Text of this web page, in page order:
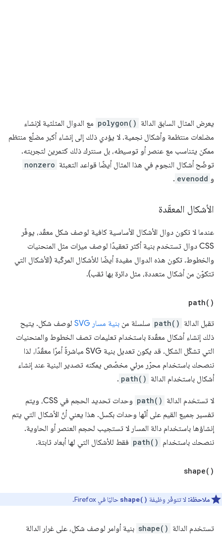
يعرض المثال السابق الدالة polygon() مع الدوال المثلثية لإنشاء
مضلعات منتظمة وأشكال نجمية. لا يؤدي ذلك إلى إنشاء أكبر مضلّع منتظم
ممكن يتناسب مع عنصر أو توسيطه، بل سنترك ذلك كتمرين لتجربته.
توضّح أشكال النجوم في هذا المثال أيضًا قواعد التعبئة nonzero
و evenodd
.
الأشكال المعقّدة
عندما لا تكون دوال الأشكال الأساسية كافية لوصف شكل معقّد، يوفّر
CSS دوال تستخدم بنية أكثر تعقيدًا لوصف ميزات مثل المنحنيات
والخطوط. تكون هذه الدوال مفيدة أيضًا للأشكال المركّبة (الأشكال التي
تتكوّن من أشكال متعددة، مثل دائرة بها ثقب).
path( )
تقبل الدالة path() سلسلة من بنية مسار SVG
لوصف شكل. يتيح
ذلك إنشاء أشكال معقّدة باستخدام تعليمات تصف الخطوط والمنحنيات
التي تشكّل الشكل. قد يكون تعديل بنية SVG مباشرةً أمرًا معقّدًا، لذا
ننصحك باستخدام محرّر مرئي مخصّص يمكنه تصدير البنية عند إنشاء
أشكال باستخدام الدالة path()
.
لا تستخدم الدالة path()
وحدات تحديد الحجم في CSS، ويتم
تفسير جميع القيم على أنّها وحدات بكسل. هذا يعني أنّ الأشكال التي يتم
إنشاؤها باستخدام دالة المسار لا تستجيب لحجم العنصر أو الحاوية.
ننصحك باستخدام path() فقط للأشكال التي لها أبعاد ثابتة.
shape( )
ملاحظة: لا تتوفّر وظيفة shape() حاليًا في Firefox.
تستخدم الدالة shape() بنية أوامر لوصف شكل، على غرار الدالة